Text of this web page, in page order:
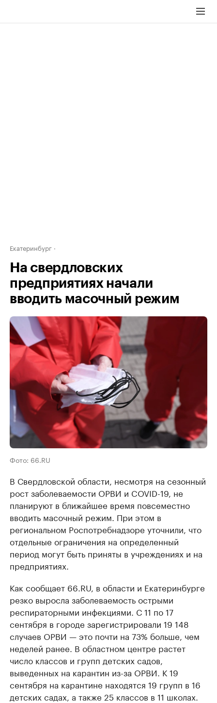
Екатеринбург
На свердловских
предприятиях начали
вводить масочный режим
Фото: 66.RU
В Свердловской области, несмотря на сезонный
рост заболеваемости ОРВИ и COVID-19, не
планируют в ближайшее время повсеместно
вводить масочный режим. При этом в
региональном Роспотребнадзоре уточнили, что
отдельные ограничения на определенный
период могут быть приняты в учреждениях и на
предприятиях.
Как сообщает 66.RU, в области и Екатеринбурге
резко выросла заболеваемость острыми
респираторными инфекциями. С 11 по 17
сентября в городе зарегистрировали 19 148
случаев ОРВИ — это почти на 73% больше, чем
неделей ранее. В областном центре растет
число классов и групп детских садов,
выведенных на карантин из-за ОРВИ. К 19
сентября на карантине находятся 19 групп в 16
детских садах, а также 25 классов в 11 школах.